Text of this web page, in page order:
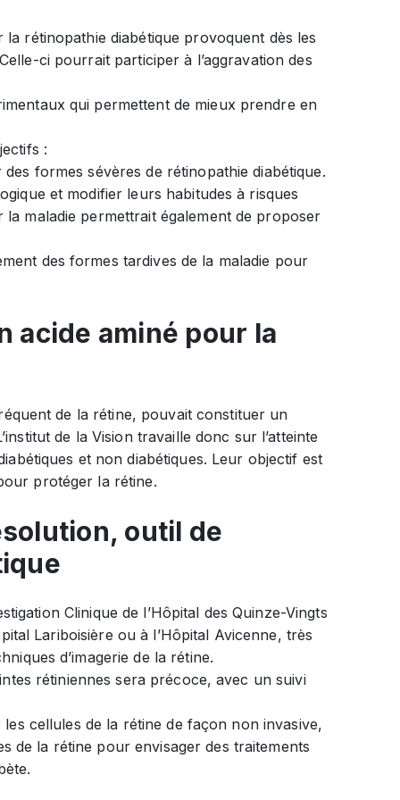
rétinopathie diabétique provoquent dès les
ci pourrait participer à l’aggravation des
qui permettent de mieux prendre en
:
formes sévères de rétinopathie diabétique.
et modifier leurs habitudes à risques
maladie permettrait également de proposer
des formes tardives de la maladie pour
acide aminé pour la
de la rétine, pouvait constituer un
de la Vision travaille donc sur l’atteinte
et non diabétiques. Leur objectif est
protéger la rétine.
outil de
Clinique de l’Hôpital des Quinze-Vingts
Lariboisière ou à l’Hôpital Avicenne, très
d’imagerie de la rétine.
rétiniennes sera précoce, avec un suivi
cellules de la rétine de façon non invasive,
de la rétine pour envisager des traitements